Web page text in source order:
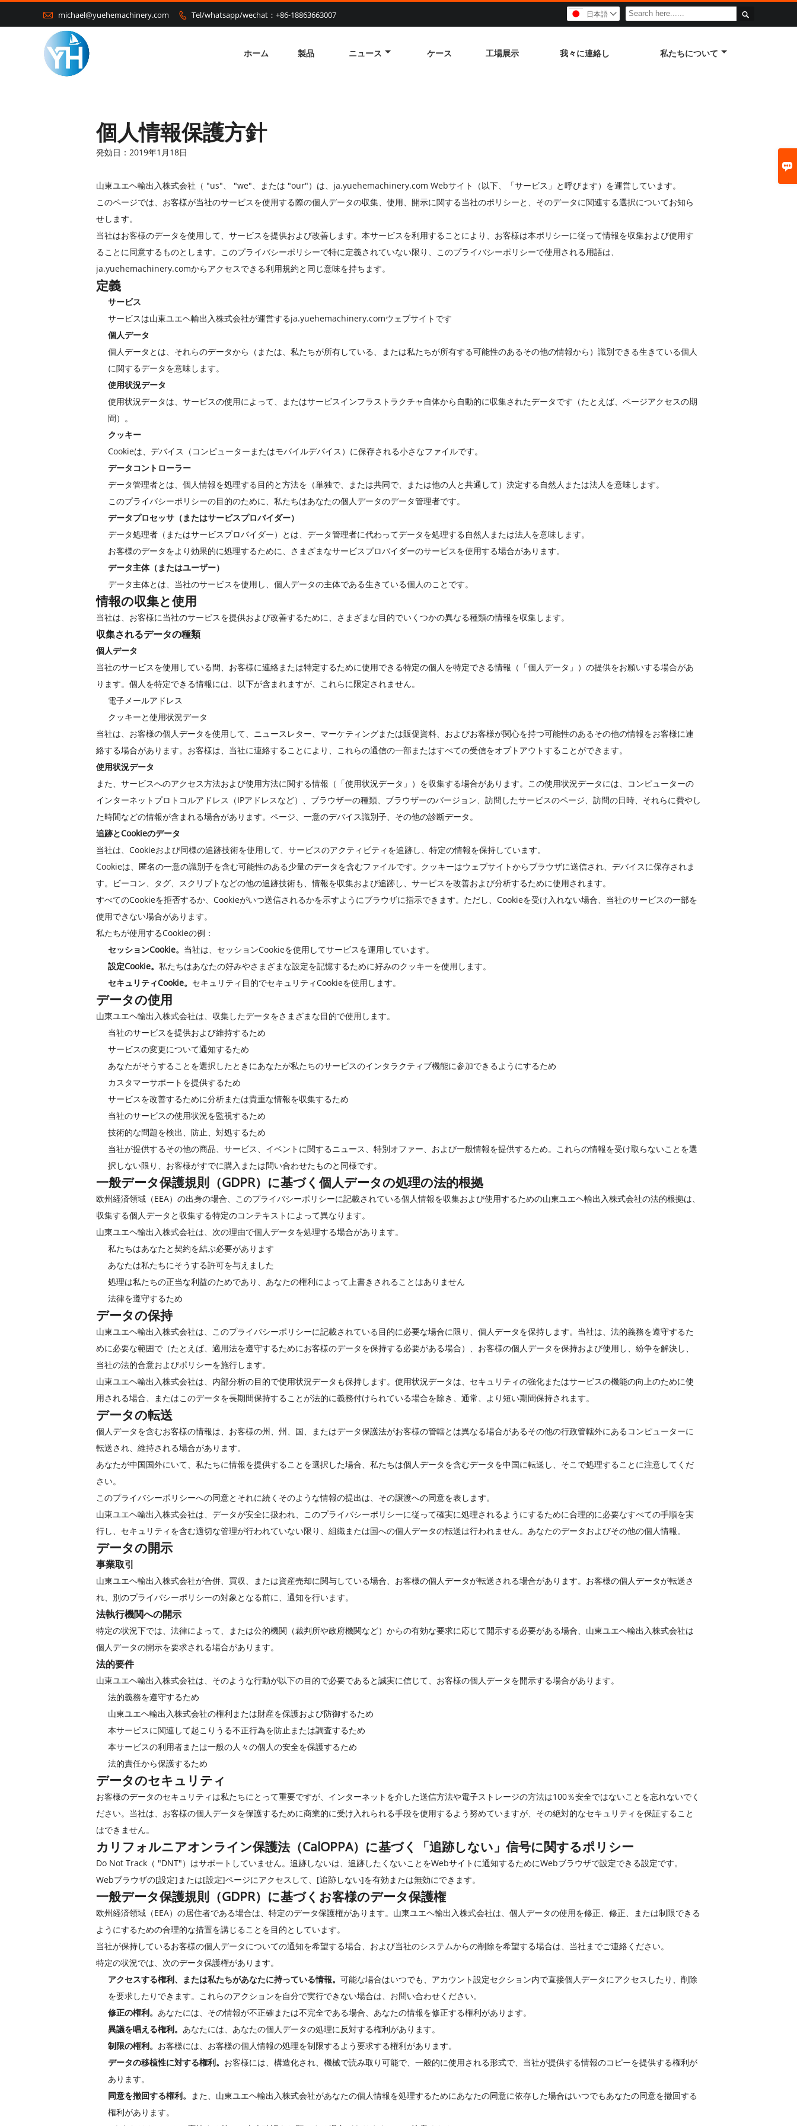

 michael@yuehemachinery.com  Tel/whatsapp/wechat：+86-18863663007 
日本語 
ホーム 製品 ニュース ケース 工場展示 我々に連絡し 私たちについて
個人情報保護方針
発効日：2019年1月18日
山東ユエヘ輸出入株式会社（ "us"、 "we"、または "our"）は、ja.yuehemachinery.com Webサイト（以下、「サービス」と呼びます）を運営しています。
このページでは、お客様が当社のサービスを使用する際の個人データの収集、使用、開示に関する当社のポリシーと、そのデータに関連する選択についてお知ら
せします。
当社はお客様のデータを使用して、サービスを提供および改善します。本サービスを利用することにより、お客様は本ポリシーに従って情報を収集および使用す
ることに同意するものとします。このプライバシーポリシーで特に定義されていない限り、このプライバシーポリシーで使用される用語は、
ja.yuehemachinery.comからアクセスできる利用規約と同じ意味を持ちます。
定義
サービス
サービスは山東ユエヘ輸出入株式会社が運営するja.yuehemachinery.comウェブサイトです
個人データ
個人データとは、それらのデータから（または、私たちが所有している、または私たちが所有する可能性のあるその他の情報から）識別できる生きている個人
に関するデータを意味します。
使用状況データ
使用状況データは、サービスの使用によって、またはサービスインフラストラクチャ自体から自動的に収集されたデータです（たとえば、ページアクセスの期
間）。
クッキー
Cookieは、デバイス（コンピューターまたはモバイルデバイス）に保存される小さなファイルです。
データコントローラー
データ管理者とは、個人情報を処理する目的と方法を（単独で、または共同で、または他の人と共通して）決定する自然人または法人を意味します。
このプライバシーポリシーの目的のために、私たちはあなたの個人データのデータ管理者です。
データプロセッサ（またはサービスプロバイダー）
データ処理者（またはサービスプロバイダー）とは、データ管理者に代わってデータを処理する自然人または法人を意味します。
お客様のデータをより効果的に処理するために、さまざまなサービスプロバイダーのサービスを使用する場合があります。
データ主体（またはユーザー）
データ主体とは、当社のサービスを使用し、個人データの主体である生きている個人のことです。
情報の収集と使用
当社は、お客様に当社のサービスを提供および改善するために、さまざまな目的でいくつかの異なる種類の情報を収集します。
収集されるデータの種類
個人データ
当社のサービスを使用している間、お客様に連絡または特定するために使用できる特定の個人を特定できる情報（「個人データ」）の提供をお願いする場合があ
ります。個人を特定できる情報には、以下が含まれますが、これらに限定されません。
電子メールアドレス
クッキーと使用状況データ
当社は、お客様の個人データを使用して、ニュースレター、マーケティングまたは販促資料、およびお客様が関心を持つ可能性のあるその他の情報をお客様に連
絡する場合があります。お客様は、当社に連絡することにより、これらの通信の一部またはすべての受信をオプトアウトすることができます。
使用状況データ
また、サービスへのアクセス方法および使用方法に関する情報（「使用状況データ」）を収集する場合があります。この使用状況データには、コンピューターの
インターネットプロトコルアドレス（IPアドレスなど）、ブラウザーの種類、ブラウザーのバージョン、訪問したサービスのページ、訪問の日時、それらに費やし
た時間などの情報が含まれる場合があります。ページ、一意のデバイス識別子、その他の診断データ。
追跡とCookieのデータ
当社は、Cookieおよび同様の追跡技術を使用して、サービスのアクティビティを追跡し、特定の情報を保持しています。
Cookieは、匿名の一意の識別子を含む可能性のある少量のデータを含むファイルです。クッキーはウェブサイトからブラウザに送信され、デバイスに保存されま
す。ビーコン、タグ、スクリプトなどの他の追跡技術も、情報を収集および追跡し、サービスを改善および分析するために使用されます。
すべてのCookieを拒否するか、Cookieがいつ送信されるかを示すようにブラウザに指示できます。ただし、Cookieを受け入れない場合、当社のサービスの一部を
使用できない場合があります。
私たちが使用するCookieの例：
セッションCookie。 当社は、セッションCookieを使用してサービスを運用しています。
設定Cookie。 私たちはあなたの好みやさまざまな設定を記憶するために好みのクッキーを使用します。
セキュリティCookie。 セキュリティ目的でセキュリティCookieを使用します。
データの使用
山東ユエヘ輸出入株式会社は、収集したデータをさまざまな目的で使用します。
当社のサービスを提供および維持するため
サービスの変更について通知するため
あなたがそうすることを選択したときにあなたが私たちのサービスのインタラクティブ機能に参加できるようにするため
カスタマーサポートを提供するため
サービスを改善するために分析または貴重な情報を収集するため
当社のサービスの使用状況を監視するため
技術的な問題を検出、防止、対処するため
当社が提供するその他の商品、サービス、イベントに関するニュース、特別オファー、および一般情報を提供するため。これらの情報を受け取らないことを選
択しない限り、お客様がすでに購入または問い合わせたものと同様です。
一般データ保護規則（GDPR）に基づく個人データの処理の法的根拠
欧州経済領域（EEA）の出身の場合、このプライバシーポリシーに記載されている個人情報を収集および使用するための山東ユエヘ輸出入株式会社の法的根拠は、
収集する個人データと収集する特定のコンテキストによって異なります。
山東ユエヘ輸出入株式会社は、次の理由で個人データを処理する場合があります。
私たちはあなたと契約を結ぶ必要があります
あなたは私たちにそうする許可を与えました
処理は私たちの正当な利益のためであり、あなたの権利によって上書きされることはありません
法律を遵守するため
データの保持
山東ユエヘ輸出入株式会社は、このプライバシーポリシーに記載されている目的に必要な場合に限り、個人データを保持します。当社は、法的義務を遵守するた
めに必要な範囲で（たとえば、適用法を遵守するためにお客様のデータを保持する必要がある場合）、お客様の個人データを保持および使用し、紛争を解決し、
当社の法的合意およびポリシーを施行します。
山東ユエヘ輸出入株式会社は、内部分析の目的で使用状況データも保持します。使用状況データは、セキュリティの強化またはサービスの機能の向上のために使
用される場合、またはこのデータを長期間保持することが法的に義務付けられている場合を除き、通常、より短い期間保持されます。
データの転送
個人データを含むお客様の情報は、お客様の州、州、国、またはデータ保護法がお客様の管轄とは異なる場合があるその他の行政管轄外にあるコンピューターに
転送され、維持される場合があります。
あなたが中国国外にいて、私たちに情報を提供することを選択した場合、私たちは個人データを含むデータを中国に転送し、そこで処理することに注意してくだ
さい。
このプライバシーポリシーへの同意とそれに続くそのような情報の提出は、その譲渡への同意を表します。
山東ユエヘ輸出入株式会社は、データが安全に扱われ、このプライバシーポリシーに従って確実に処理されるようにするために合理的に必要なすべての手順を実
行し、セキュリティを含む適切な管理が行われていない限り、組織または国への個人データの転送は行われません。あなたのデータおよびその他の個人情報。
データの開示
事業取引
山東ユエヘ輸出入株式会社が合併、買収、または資産売却に関与している場合、お客様の個人データが転送される場合があります。お客様の個人データが転送さ
れ、別のプライバシーポリシーの対象となる前に、通知を行います。
法執行機関への開示
特定の状況下では、法律によって、または公的機関（裁判所や政府機関など）からの有効な要求に応じて開示する必要がある場合、山東ユエヘ輸出入株式会社は
個人データの開示を要求される場合があります。
法的要件
山東ユエヘ輸出入株式会社は、そのような行動が以下の目的で必要であると誠実に信じて、お客様の個人データを開示する場合があります。
法的義務を遵守するため
山東ユエヘ輸出入株式会社の権利または財産を保護および防御するため
本サービスに関連して起こりうる不正行為を防止または調査するため
本サービスの利用者または一般の人々の個人の安全を保護するため
法的責任から保護するため
データのセキュリティ
お客様のデータのセキュリティは私たちにとって重要ですが、インターネットを介した送信方法や電子ストレージの方法は100％安全ではないことを忘れないでく
ださい。当社は、お客様の個人データを保護するために商業的に受け入れられる手段を使用するよう努めていますが、その絶対的なセキュリティを保証すること
はできません。
カリフォルニアオンライン保護法（CalOPPA）に基づく「追跡しない」信号に関するポリシー
Do Not Track（ "DNT"）はサポートしていません。追跡しないは、追跡したくないことをWebサイトに通知するためにWebブラウザで設定できる設定です。
Webブラウザの[設定]または[設定]ページにアクセスして、[追跡しない]を有効または無効にできます。
一般データ保護規則（GDPR）に基づくお客様のデータ保護権
欧州経済領域（EEA）の居住者である場合は、特定のデータ保護権があります。山東ユエヘ輸出入株式会社は、個人データの使用を修正、修正、または制限できる
ようにするための合理的な措置を講じることを目的としています。
当社が保持しているお客様の個人データについての通知を希望する場合、および当社のシステムからの削除を希望する場合は、当社までご連絡ください。
特定の状況では、次のデータ保護権があります。
アクセスする権利、または私たちがあなたに持っている情報。 可能な場合はいつでも、アカウント設定セクション内で直接個人データにアクセスしたり、削除
を要求したりできます。これらのアクションを自分で実行できない場合は、お問い合わせください。
修正の権利。 あなたには、その情報が不正確または不完全である場合、あなたの情報を修正する権利があります。
異議を唱える権利。 あなたには、あなたの個人データの処理に反対する権利があります。
制限の権利。 お客様には、お客様の個人情報の処理を制限するよう要求する権利があります。
データの移植性に対する権利。 お客様には、構造化され、機械で読み取り可能で、一般的に使用される形式で、当社が提供する情報のコピーを提供する権利が
あります。
同意を撤回する権利。
また、山東ユエヘ輸出入株式会社があなたの個人情報を処理するためにあなたの同意に依存した場合はいつでもあなたの同意を撤回する
権利があります。